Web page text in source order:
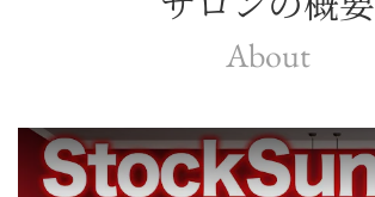
About